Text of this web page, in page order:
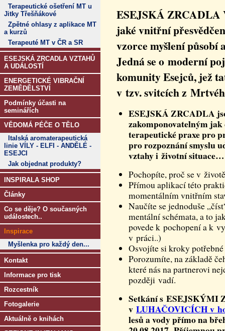
Terapeutické ošetření MT u
Jitky Třešňákové
Zpětné ohlasy z aplikace MT
a kurzů
Terapeuté MT v ČR a SR
ESEJSKÁ ZRCADLA VZTAHŮ
A UDÁLOSTÍ
ENERGETICKÉ VIBRAČNÍ
ZEMĚDĚLSTVÍ
Podmínky účasti na
seminářích
VĚDOMÁ PÉČE O TĚLO
Italská aromaterapeutická
linie VÍLY - ELFI - ANDĚLÉ -
ESEJCI
Jak objednat produkty?
INSPIRALA SHOP
Články
Co se děje? O současných
událostech..
Inspirace
Myšlenka pro každý den...
Kontakt
Informace pro tisk
Rozcestník
Fotogalerie
Aktuálně o knihách
ESEJSKÁ ZRCADLA
jaké vnitřní
vzorce myšlení působí
Jedná se o moderní
komunity Esejců, jež
v tzv. svitcích z
ESEJSKÁ ZRCADLA
zakomponovatelným jak
terapeutické praxe pro
pro rozpoznání smyslu
vztahy i životní situace…
Pochopíte, proč se v
Přímou aplikací této
momentálním vnitřním
Naučíte se jednoduše
mentální schémata, a to
povede k pochopení a k
v práci..)
Osvojíte si kroky
Porozumíte, na základě
které nás na partnerovi
později vadí.
Setkání s ESEJSKÝMI
v LUHAČOVICÍCH v
lesů a vody přímo na